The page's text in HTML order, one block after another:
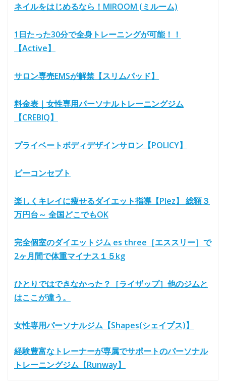
ネイルをはじめるなら！MIROOM (ミルーム)
1日たった30分で全身トレーニングが可能！！
【Active】
サロン専売EMSが解禁【スリムパッド】
料金表｜女性専用パーソナルトレーニングジム
【CREBIQ】
プライベートボディデザインサロン【POLICY】
ビーコンセプト
楽しくキレイに痩せるダイエット指導【Plez】 総額３
万円台～ 全国どこでもOK
完全個室のダイエットジム es three［エススリー］で
2ヶ月間で体重マイナス１５kg
ひとりではできなかった？［ライザップ］他のジムと
はここが違う。
女性専用パーソナルジム【Shapes(シェイプス)】
経験豊富なトレーナーが専属でサポートのパーソナル
トレーニングジム【Runway】